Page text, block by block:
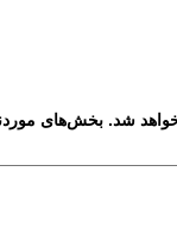
شد. بخش‌های